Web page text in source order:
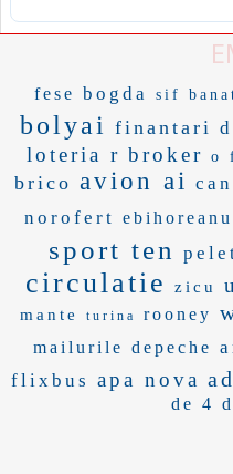
fese bogda sif
bolyai finantari
loteria r broker o
brico avion ai
norofert ebihoreanu
sport ten
circulatie zicu
mante
turina rooney
mailurile depeche
flixbus apa nova
de 4